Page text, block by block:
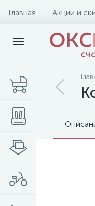
Главная Акции и